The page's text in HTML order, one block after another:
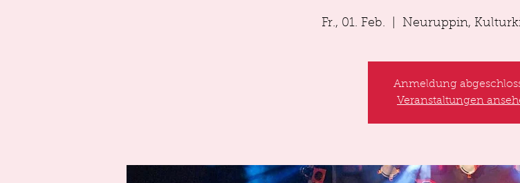
Fr., 01. Feb. Neuruppin,
Anmeldung
Veranstaltungen